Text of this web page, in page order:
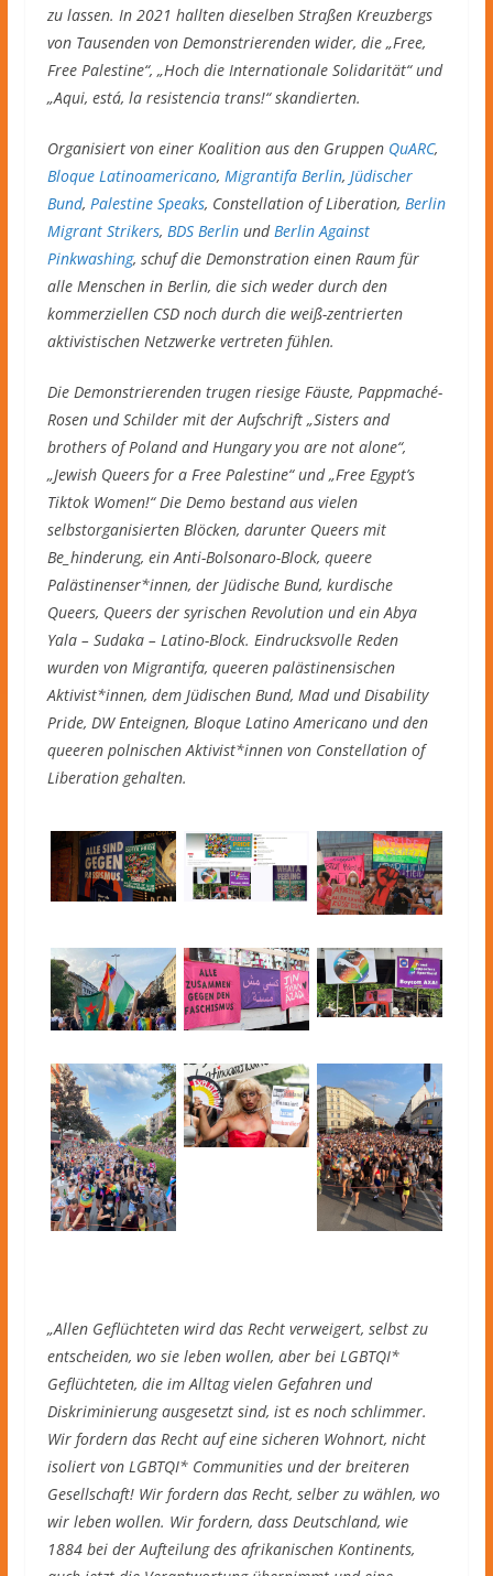
zu lassen. In 2021 hallten dieselben Straßen Kreuzbergs
von Tausenden von Demonstrierenden wider, die „Free,
Free Palestine“, „Hoch die Internationale Solidarität“ und
„Aqui, está, la resistencia trans!“ skandierten.
Organisiert von einer Koalition aus den Gruppen QuARC,
Bloque Latinoamericano, Migrantifa Berlin, Jüdischer
Bund, Palestine Speaks, Constellation of Liberation, Berlin
Migrant Strikers, BDS BerlinundBerlin Against
Pinkwashing, schuf die Demonstration einen Raum für
alle Menschen in Berlin, die sich weder durch den
kommerziellen CSD noch durch die weiß-zentrierten
aktivistischen Netzwerke vertreten fühlen.
Die Demonstrierenden trugen riesige Fäuste, Pappmaché-
Rosen und Schilder mit der Aufschrift „Sisters and
brothers of Poland and Hungary you are not alone“,
„Jewish Queers for a Free Palestine“ und „Free Egypt’s
Tiktok Women!“ Die Demo bestand aus vielen
selbstorganisierten Blöcken, darunter Queers mit
Be_hinderung, ein Anti-Bolsonaro-Block, queere
Palästinenser*innen, der Jüdische Bund, kurdische
Queers, Queers der syrischen Revolution und ein Abya
Yala – Sudaka – Latino-Block. Eindrucksvolle Reden
wurden von Migrantifa, queeren palästinensischen
Aktivist*innen, dem Jüdischen Bund, Mad und Disability
Pride, DW Enteignen, Bloque Latino Americano und den
queeren polnischen Aktivist*innen von Constellation of
Liberation gehalten.
„Allen Geflüchteten wird das Recht verweigert, selbst zu
entscheiden, wo sie leben wollen, aber bei LGBTQI*
Geflüchteten, die im Alltag vielen Gefahren und
Diskriminierung ausgesetzt sind, ist es noch schlimmer.
Wir fordern das Recht auf eine sicheren Wohnort, nicht
isoliert von LGBTQI* Communities und der breiteren
Gesellschaft! Wir fordern das Recht, selber zu wählen, wo
wir leben wollen. Wir fordern, dass Deutschland, wie
1884 bei der Aufteilung des afrikanischen Kontinents,